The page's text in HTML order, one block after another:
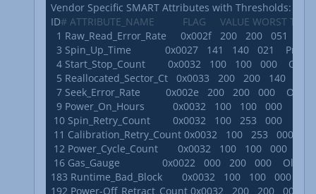
Vendor Specific SMART Attributes with Thresholds:
ID# ATTRIBUTE_NAME          FLAG     VALUE WORST
1 Raw_Read_Error_Rate     0x002f   200   200   051    Pre-
3 Spin_Up_Time            0x0027   141   140   021    Pre-
4 Start_Stop_Count        0x0032   100   100   000
5 Reallocated_Sector_Ct   0x0033   200   200   140    Pre-
7 Seek_Error_Rate         0x002e   200   200   000    Old_age
9 Power_On_Hours          0x0032   100   100   000
10 Spin_Retry_Count        0x0032   100   253   000
11 Calibration_Retry_Count 0x0032   100   253   000
12 Power_Cycle_Count       0x0032   100   100   000
16 Gas_Gauge               0x0022   000   200   000
183 Runtime_Bad_Block       0x0032   100   100   000
192 Power-Off_Retract_Count 0x0032   200   200   000